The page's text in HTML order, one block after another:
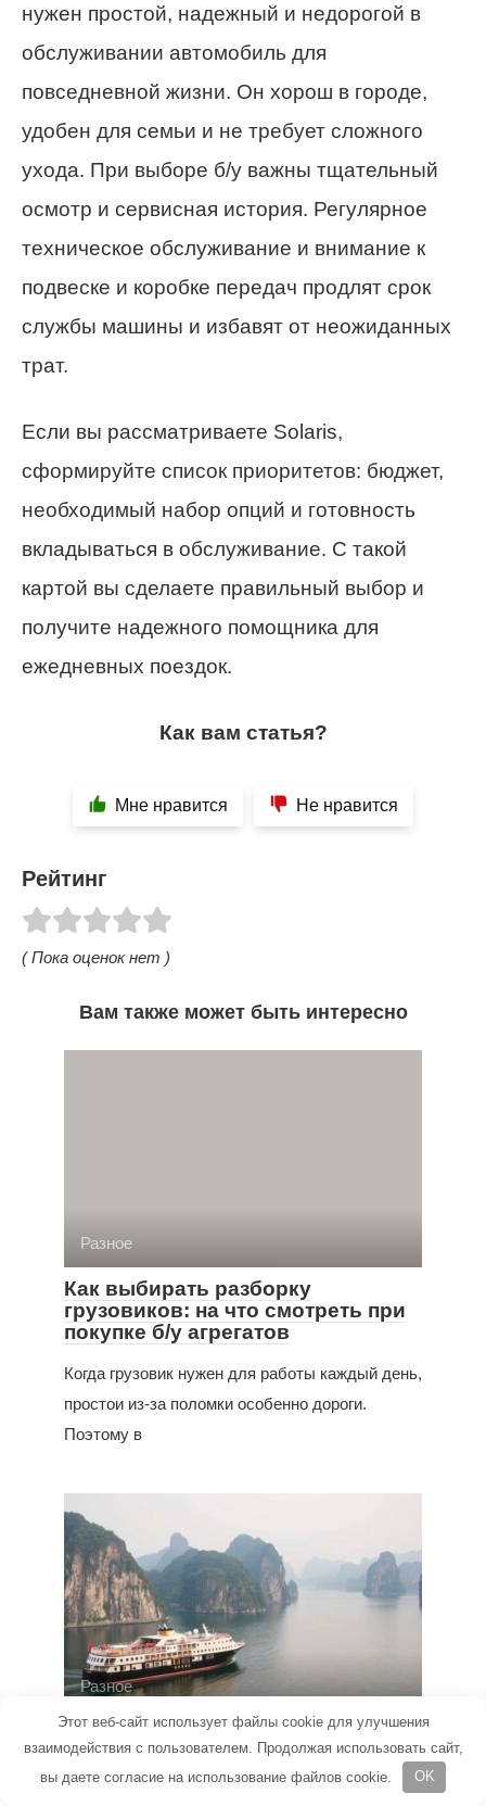
нужен простой, надежный и недорогой в
обслуживании автомобиль для
повседневной жизни. Он хорош в городе,
удобен для семьи и не требует сложного
ухода. При выборе б/у важны тщательный
осмотр и сервисная история. Регулярное
техническое обслуживание и внимание к
подвеске и коробке передач продлят срок
службы машины и избавят от неожиданных
трат.
Если вы рассматриваете Solaris,
сформируйте список приоритетов: бюджет,
необходимый набор опций и готовность
вкладываться в обслуживание. С такой
картой вы сделаете правильный выбор и
получите надежного помощника для
ежедневных поездок.
Как вам статья?
Мне нравится Не нравится
Рейтинг
( Пока оценок нет )
Вам также может быть интересно
Разное
Как выбирать разборку
грузовиков: на что смотреть при
покупке б/у агрегатов
Когда грузовик нужен для работы каждый день,
простои из-за поломки особенно дороги.
Поэтому в
Разное
Круизы по Китаю: как выбрать
маршрут, что посмотреть и о чем
не забыть
Этот веб-сайт использует файлы cookie для улучшения
взаимодействия с пользователем. Продолжая использовать сайт,
вы даете согласие на использование файлов cookie.
OK